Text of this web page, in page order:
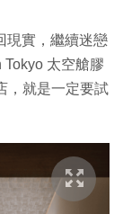
現實，繼續迷戀
太空艙膠
，就是一定要試